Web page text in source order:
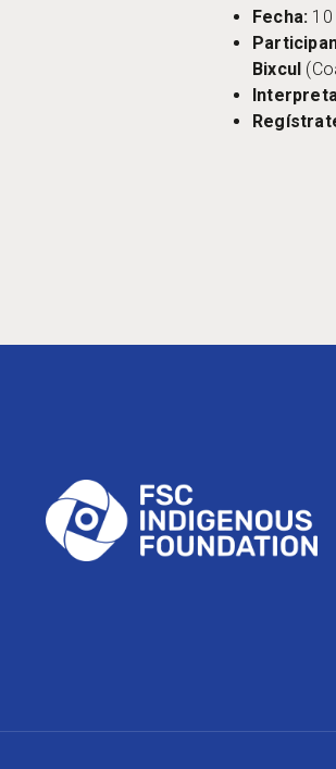
Fecha:
Bixcul